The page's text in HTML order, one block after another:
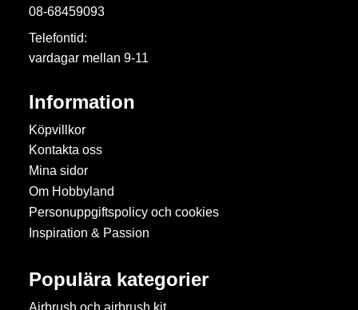
08-68459093
Telefontid:
vardagar mellan 9-11
Information
Köpvillkor
Kontakta oss
Mina sidor
Om Hobbyland
Personuppgiftspolicy och cookies
Inspiration & Passion
Populära kategorier
Airbrush och airbrush kit